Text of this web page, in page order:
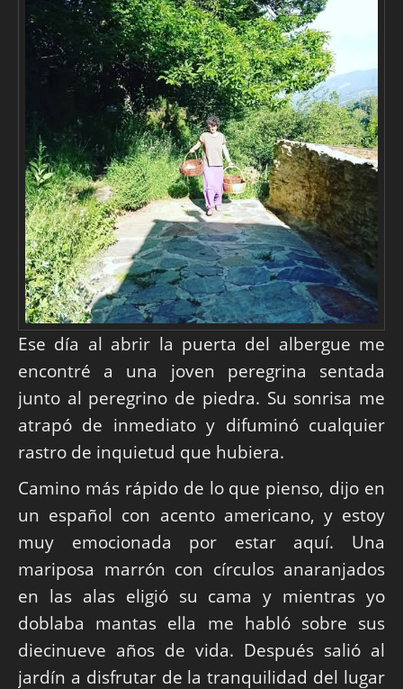
Ese día al abrir la puerta del albergue me
encontré a una joven peregrina sentada
junto al peregrino de piedra. Su sonrisa me
atrapó de inmediato y difuminó cualquier
rastro de inquietud que hubiera.
Camino más rápido de lo que pienso, dijo en
un español con acento americano, y estoy
muy emocionada por estar aquí. Una
mariposa marrón con círculos anaranjados
en las alas eligió su cama y mientras yo
doblaba mantas ella me habló sobre sus
diecinueve años de vida. Después salió al
jardín a disfrutar de la tranquilidad del lugar